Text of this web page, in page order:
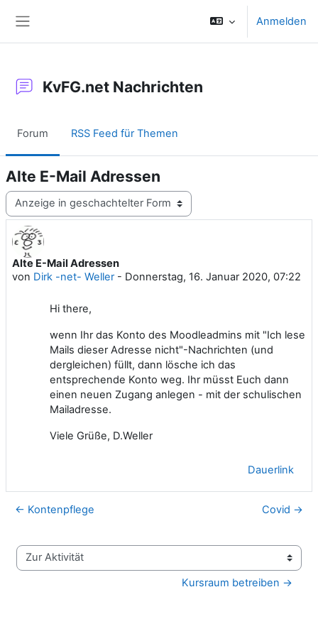
Anmelden
KvFG.net Nachrichten
Forum RSS Feed für Themen
Alte E-Mail Adressen
Anzeigemodus
Alte E-Mail Adressen
von Dirk -net- Weller- Donnerstag, 16. Januar 2020, 07:22
Anzahl Antworten: 0
Hi there,
wenn Ihr das Konto des Moodleadmins mit "Ich lese
Mails dieser Adresse nicht"-Nachrichten (und
dergleichen) füllt, dann lösche ich das
entsprechende Konto weg. Ihr müsst Euch dann
einen neuen Zugang anlegen - mit der schulischen
Mailadresse.
Viele Grüße, D.Weller
Dauerlink
← Kontenpflege Covid →
Zur Aktivität
Kursraum betreiben →